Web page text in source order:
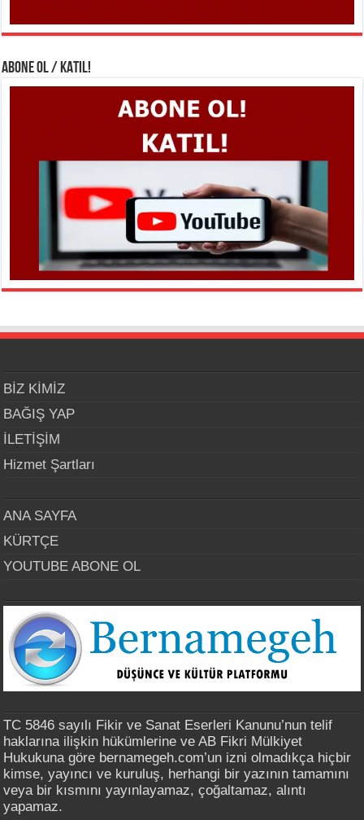
ABONE OL / KATIL!
BİZ KİMİZ
BAĞIŞ YAP
İLETİŞİM
Hizmet Şartları
ANA SAYFA
KÜRTÇE
YOUTUBE ABONE OL
TC 5846 sayılı Fikir ve Sanat Eserleri Kanunu’nun telif
haklarına ilişkin hükümlerine ve AB Fikri Mülkiyet
Hukukuna göre bernamegeh.com’un izni olmadıkça hiçbir
kimse, yayıncı ve kuruluş, herhangi bir yazının tamamını
veya bir kısmını yayınlayamaz, çoğaltamaz, alıntı
yapamaz.